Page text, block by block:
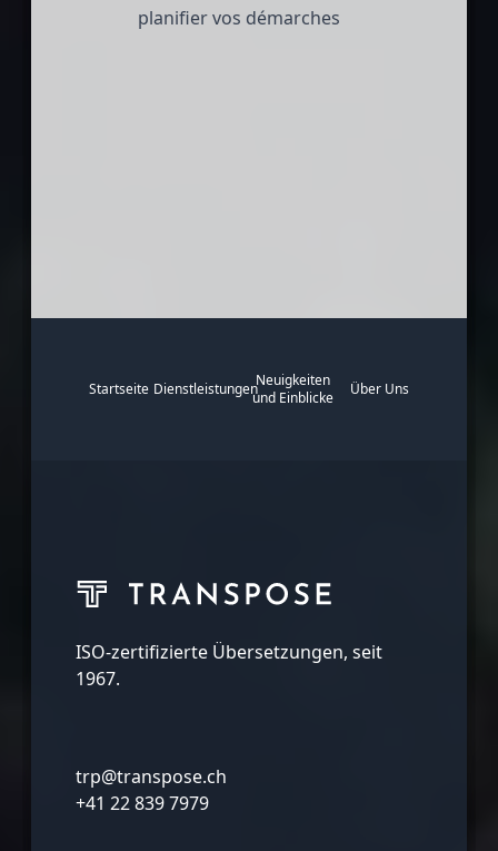
planifier vos démarches
Startseite DienstleistungenNeuigkeiten
und Einblicke
Über Uns
ISO-zertifizierte Übersetzungen, seit
1967.
trp@transpose.ch
+41 22 839 7979